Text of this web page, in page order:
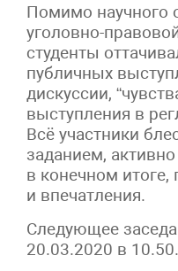
Помимо научного
уголовно-
студенты
публичных
дискуссии,
выступления в
Всё участники
заданием,
в конечном
и впечатления.
Следующее
20.03.2020 в 10.50.